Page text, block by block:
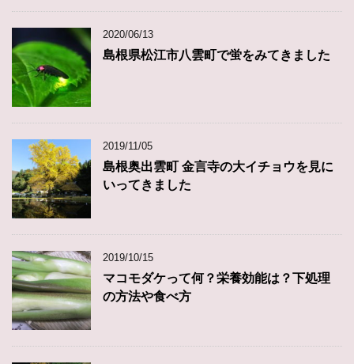
2020/06/13
島根県松江市八雲町で蛍をみてきました
2019/11/05
島根奥出雲町 金言寺の大イチョウを見に
いってきました
2019/10/15
マコモダケって何？栄養効能は？下処理
の方法や食べ方